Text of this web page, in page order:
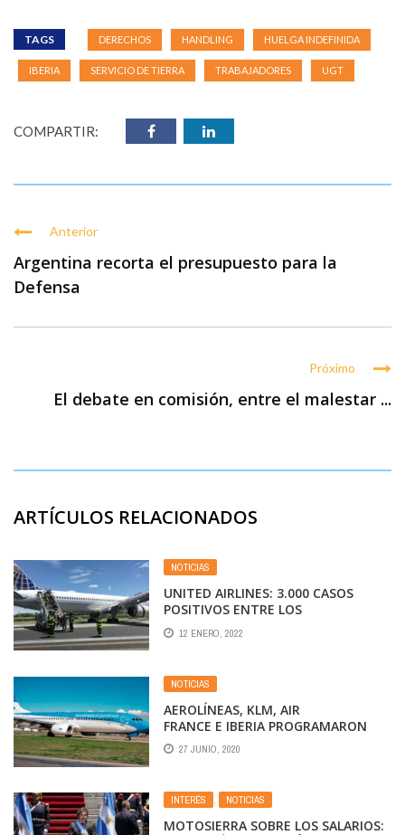
TAGS DERECHOS HANDLING HUELGA INDEFINIDA
IBERIA SERVICIO DE TIERRA TRABAJADORES UGT
COMPARTIR:
Anterior
Argentina recorta el presupuesto para la
Defensa
Próximo
El debate en comisión, entre el malestar ...
ARTÍCULOS RELACIONADOS
NOTICIAS
UNITED AIRLINES: 3.000 CASOS
POSITIVOS ENTRE LOS
TRABAJADORES
12 ENERO, 2022
NOTICIAS
AEROLÍNEAS, KLM, AIR
FRANCE E IBERIA PROGRAMARON
VUELOS PARA JULIO Y AGOSTO
27 JUNIO, 2020
INTERÉS , NOTICIAS
MOTOSIERRA SOBRE LOS SALARIOS: